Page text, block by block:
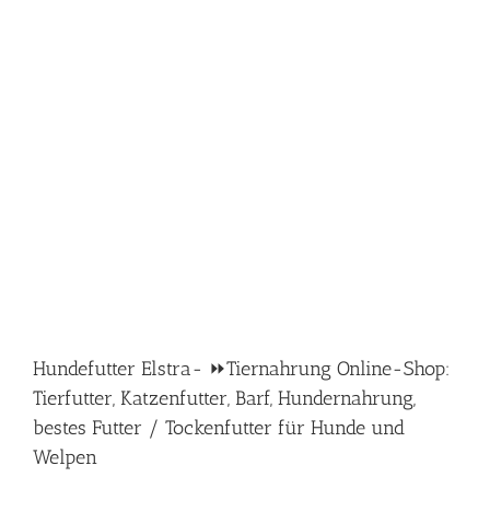
Hundefutter Elstra- ⏩Tiernahrung Online-Shop:
Tierfutter, Katzenfutter, Barf, Hundernahrung,
bestes Futter / Tockenfutter für Hunde und
Welpen